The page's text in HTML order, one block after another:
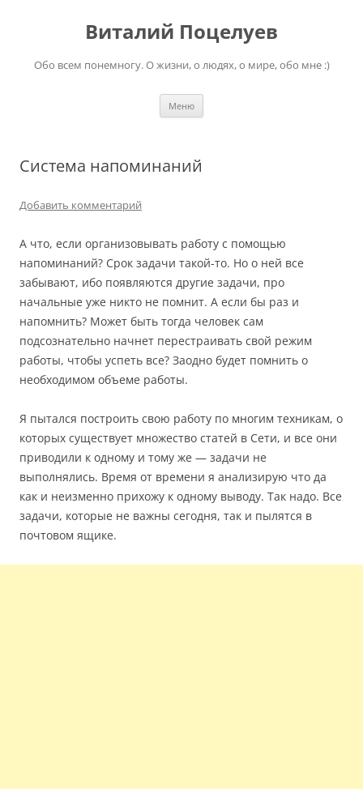
содержимомуВиталий Поцелуев
Обо всем понемногу. О жизни, о людях, о мире, обо мне :)
Меню
Система напоминаний
Добавить комментарий
А что, если организовывать работу с помощью
напоминаний? Срок задачи такой-то. Но о ней все
забывают, ибо появляются другие задачи, про
начальные уже никто не помнит. А если бы раз и
напомнить? Может быть тогда человек сам
подсознательно начнет перестраивать свой режим
работы, чтобы успеть все? Заодно будет помнить о
необходимом объеме работы.
Я пытался построить свою работу по многим техникам, о
которых существует множество статей в Сети, и все они
приводили к одному и тому же — задачи не
выполнялись. Время от времени я анализирую что да
как и неизменно прихожу к одному выводу. Так надо. Все
задачи, которые не важны сегодня, так и пылятся в
почтовом ящике.